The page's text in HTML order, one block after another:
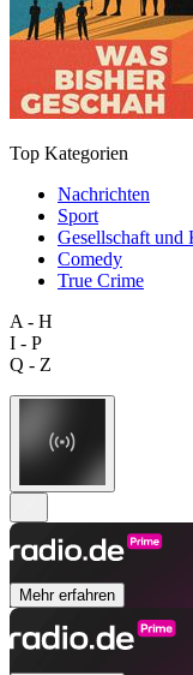
Top Kategorien
Nachrichten
Sport
Gesellschaft und
Comedy
True Crime
A - H
I - P
Q - Z
Mehr erfahren